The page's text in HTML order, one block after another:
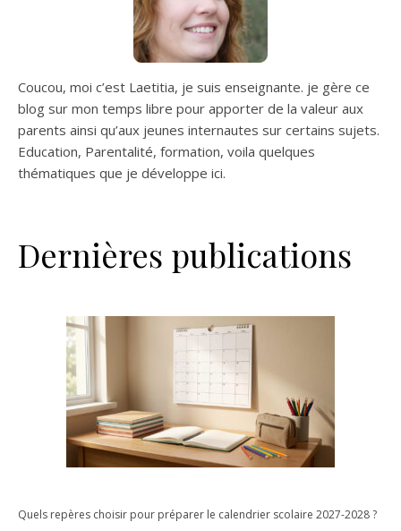
kHz), Impédance: 200 Ohm,
Niveau de bruit équivalent:
16 dB (pondéré A), SPL
max: 130 dB (Distorsion
harmonique 0,5% @ 1 kHz),
Alimentation, câbles et
suspension fournis, SE
Electronics Pop Screen,
Filtre anti pop en métal"
Coucou, moi c’est Laetitia, je suis enseignante. je gère ce
blog sur mon temps libre pour apporter de la valeur aux
parents ainsi qu’aux jeunes internautes sur certains sujets.
Education, Parentalité, formation, voila quelques
thématiques que je développe ici.
Dernières publications
Quels repères choisir pour préparer le calendrier scolaire 2027-2028 ?